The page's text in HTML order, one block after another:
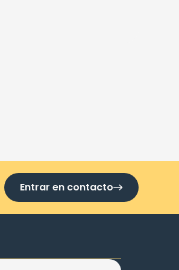
Entrar en contacto